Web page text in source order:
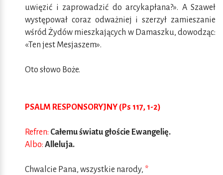
uwięzić i zaprowadzić do arcykapłana?». A Szaweł
występował coraz odważniej i szerzył zamieszanie
wśród Żydów mieszkających w Damaszku, dowodząc:
«Ten jest Mesjaszem».
Oto słowo Boże.
PSALM RESPONSORYJNY (Ps 117, 1-2)
Refren: Całemu światu głoście Ewangelię.
Albo: Alleluja.
Chwalcie Pana, wszystkie narody, *